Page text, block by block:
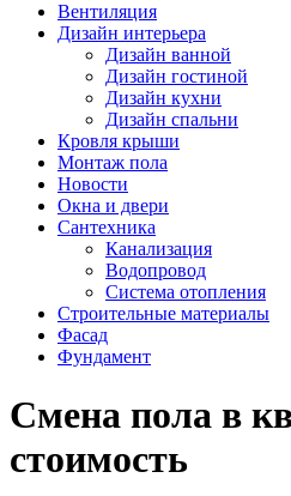
Вентиляция
Дизайн интерьера
Дизайн ванной
Дизайн гостиной
Дизайн кухни
Дизайн спальни
Кровля крыши
Монтаж пола
Новости
Окна и двери
Сантехника
Канализация
Водопровод
Система отопления
Строительные материалы
Фасад
Фундамент
Смена пола в
стоимость